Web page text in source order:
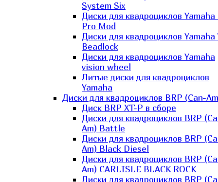
System Six
Диски для квадроциклов Yamaha
Pro Mod
Диски для квадроциклов Yamaha
Beadlock
Диски для квадроциклов Yamaha
vision wheel
Литые диски для квадроциклов
Yamaha
Диски для квадроциклов BRP (Can-
Диск BRP XT-P в сборе
Диски для квадроциклов BRP
Am) Battle
Диски для квадроциклов BRP
Am) Black Diesel
Диски для квадроциклов BRP
Am) CARLISLE BLACK ROCK
Диски для квадроциклов BRP